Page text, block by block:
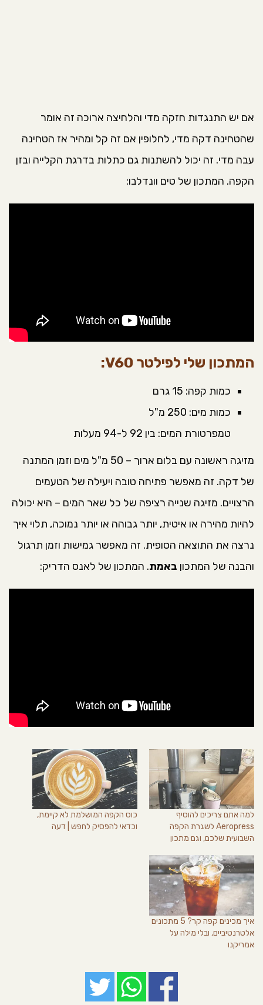
אם יש התנגדות חזקה מדי והלחיצה ארוכה זה אומר
שהטחינה דקה מדי, לחלופין אם זה קל ומהיר אז הטחינה
עבה מדי. זה יכול להשתנות גם כתלות בדרגת הקלייה ובזן
הקפה. המתכון של טים וונדלבו:
המתכון שלי לפילטר V60:
כמות קפה: 15 גרם
כמות מים: 250 מ"ל
טמפרטורת המים: בין 92 ל-94 מעלות
מזיגה ראשונה עם בלום ארוך – 50 מ"ל מים וזמן המתנה
של דקה. זה מאפשר פתיחה טובה ויעילה של הטעמים
הרצויים. מזיגה שנייה רציפה של כל שאר המים – היא יכולה
להיות מהירה או איטית, יותר גבוהה או יותר נמוכה, תלוי איך
נרצה את התוצאה הסופית. זה מאפשר גמישות וזמן תרגול
והבנה של המתכון באמת. המתכון של לאנס הדריק:
למה אתם צריכים להוסיף
Aeropress לשגרת הקפה
השבועית שלכם, וגם מתכון
כוס הקפה המושלמת לא קיימת,
וכדאי להפסיק לחפש | דעה
איך מכינים קפה קר? 5 מתכונים
אלטרנטיביים, ובלי מילה על
אמריקנו